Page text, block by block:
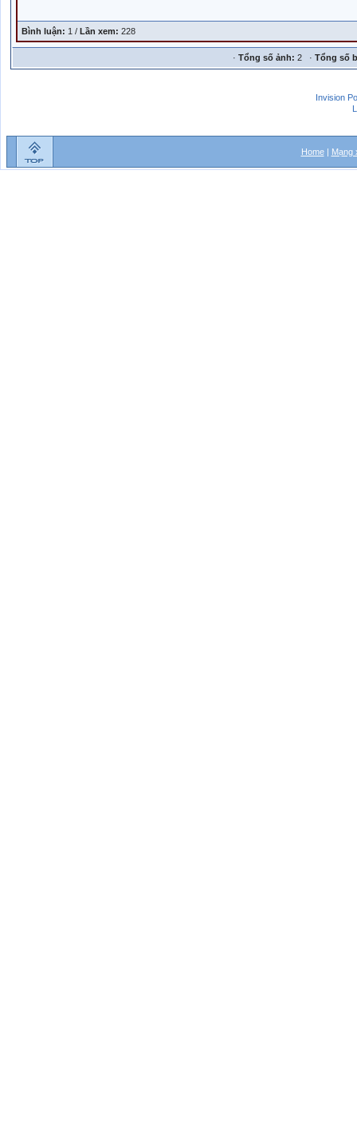
Bình luận: 1 / Lần xem: 228
· Tổng số ảnh: 2 · Tổng số
Invision
Home| Mạng